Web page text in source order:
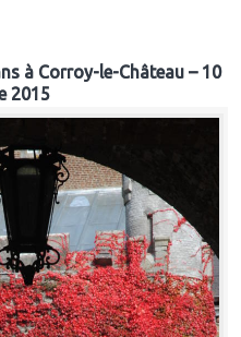
à Corroy-le-Château – 10
2015